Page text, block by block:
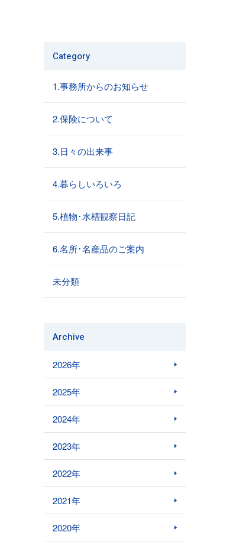
Category
1.事務所からのお知らせ
2.保険について
3.日々の出来事
4.暮らしいろいろ
5.植物･水槽観察日記
6.名所･名産品のご案内
未分類
Archive
2026年
2025年
2024年
2023年
2022年
2021年
2020年